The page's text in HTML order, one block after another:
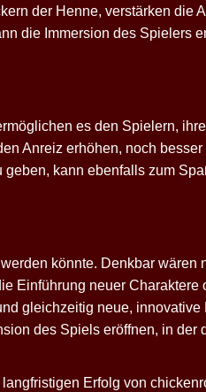
der Henne, verstärken die
die Immersion des Spielers
es den Spielern,
Anreiz erhöhen, noch
kann ebenfalls zum
könnte. Denkbar wären
Einführung neuer Charaktere
gleichzeitig neue, innovative
des Spiels eröffnen, in der
Erfolg von